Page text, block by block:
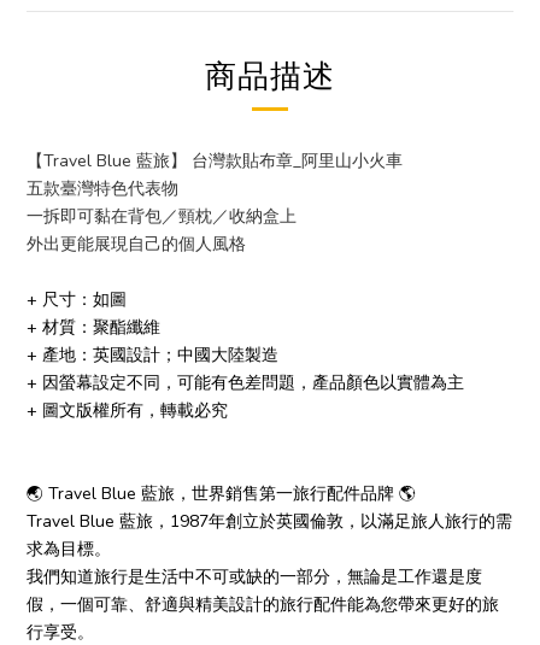
商品描述
【Travel Blue 藍旅】 台灣款貼布章_阿里山小火車
五款臺灣特色代表物
一拆即可黏在背包／頸枕／收納盒上
外出更能展現自己的個人風格
+ 尺寸：如圖
+ 材質：聚酯纖維
+ 產地：英國設計；中國大陸製造
+ 因螢幕設定不同，可能有色差問題，產品顏色以實體為主
+ 圖文版權所有，轉載必究
🌏 Travel Blue 藍旅，世界銷售第一旅行配件品牌 🌎
Travel Blue 藍旅，1987年創立於英國倫敦，以滿足旅人旅行的需
求為目標。
我們知道旅行是生活中不可或缺的一部分，無論是工作還是度
假，一個可靠、舒適與精美設計的旅行配件能為您帶來更好的旅
行享受。